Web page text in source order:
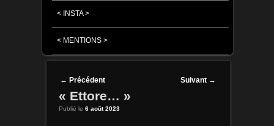
< INSTA >
< MENTIONS >
Post navigation
← Précédent Suivant →
« Ettore… »
Publié le 6 août 2023